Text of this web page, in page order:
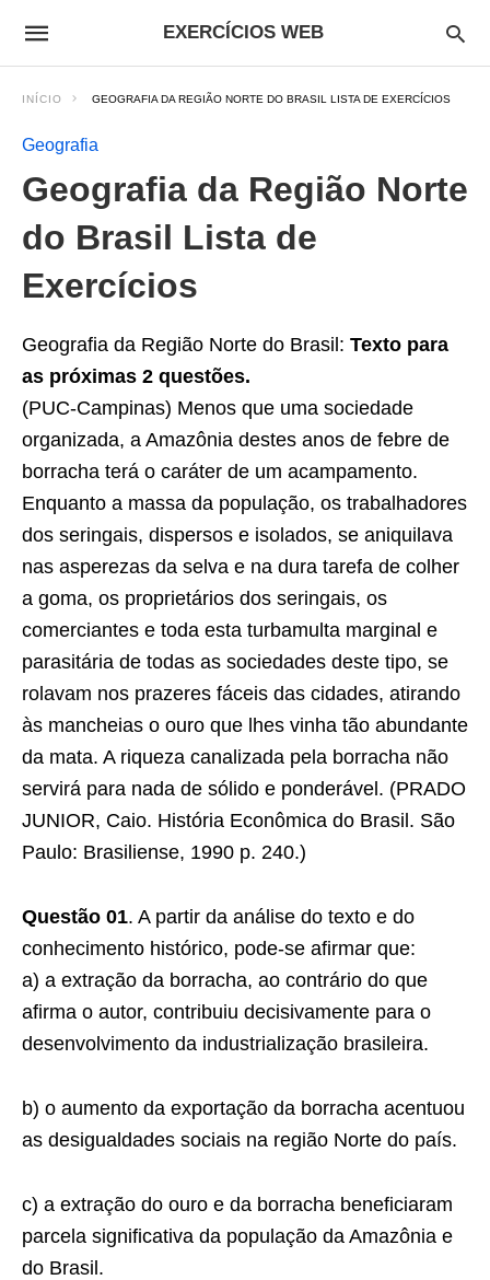
EXERCÍCIOS WEB
INÍCIO GEOGRAFIA DA REGIÃO NORTE DO BRASIL LISTA DE EXERCÍCIOS
Geografia
Geografia da Região Norte
do Brasil Lista de
Exercícios
Geografia da Região Norte do Brasil: Texto para
as próximas 2 questões.
(PUC-Campinas) Menos que uma sociedade
organizada, a Amazônia destes anos de febre de
borracha terá o caráter de um acampamento.
Enquanto a massa da população, os trabalhadores
dos seringais, dispersos e isolados, se aniquilava
nas asperezas da selva e na dura tarefa de colher
a goma, os proprietários dos seringais, os
comerciantes e toda esta turbamulta marginal e
parasitária de todas as sociedades deste tipo, se
rolavam nos prazeres fáceis das cidades, atirando
às mancheias o ouro que lhes vinha tão abundante
da mata. A riqueza canalizada pela borracha não
servirá para nada de sólido e ponderável. (PRADO
JUNIOR, Caio. História Econômica do Brasil. São
Paulo: Brasiliense, 1990 p. 240.)
Questão 01. A partir da análise do texto e do
conhecimento histórico, pode-se afirmar que:
a) a extração da borracha, ao contrário do que
afirma o autor, contribuiu decisivamente para o
desenvolvimento da industrialização brasileira.
b) o aumento da exportação da borracha acentuou
as desigualdades sociais na região Norte do país.
c) a extração do ouro e da borracha beneficiaram
parcela significativa da população da Amazônia e
do Brasil.